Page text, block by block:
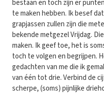
bestaan en toch zijn er
te maken hebben. Ik besef
grapjassen zullen zijn die
bekende metgezel Vrijdag.
maken. Ik geef toe, het is
toch te volgen en begrijpen.
gedachten van me die ik
van één tot drie. Verbind de
scherpe, (soms) pijnlijke